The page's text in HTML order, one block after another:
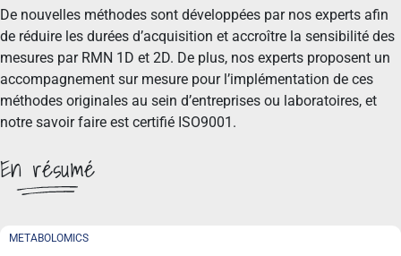
De nouvelles méthodes sont développées par nos experts afin
de réduire les durées d’acquisition et accroître la sensibilité des
mesures par RMN 1D et 2D. De plus, nos experts proposent un
accompagnement sur mesure pour l’implémentation de ces
méthodes originales au sein d’entreprises ou laboratoires, et
notre savoir faire est certifié ISO9001.
En résumé
METABOLOMICS